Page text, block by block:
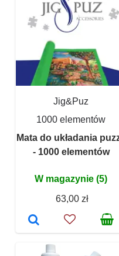
Jig&Puz
1000 elementów
Mata do układania
- 1000 elementów
W magazynie (5)
63,00 zł